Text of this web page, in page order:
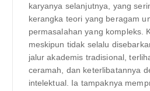
karyanya selanjutnya, yang
kerangka teori yang beragam
permasalahan yang kompleks.
meskipun tidak selalu
jalur akademis tradisional,
ceramah, dan keterlibatannya
intelektual. Ia tampaknya